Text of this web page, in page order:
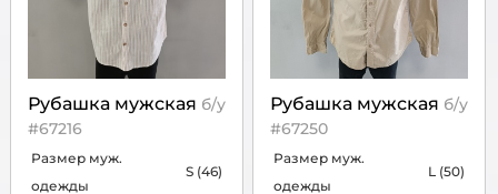
Рубашка мужская б/у
#67216
Размер муж.
одежды
S (46)
Рубашка мужская б/у
#67250
Размер муж.
одежды
L (50)